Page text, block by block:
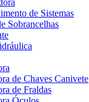
de Sistemas
Sobrancelhas
de Chaves Canivete
de Fraldas